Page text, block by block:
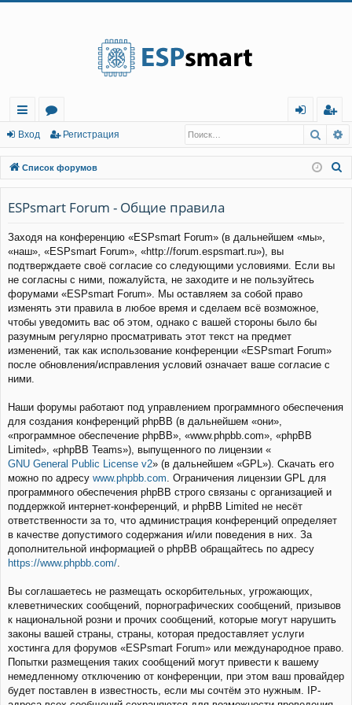
с
ы
лк
и
о
ру
м
ы
д
г
ис
тр
Вход Регистрация
Список форумов
ESPsmart Forum - Общие правила
Заходя на конференцию «ESPsmart Forum» (в дальнейшем «мы»,
«наш», «ESPsmart Forum», «http://forum.espsmart.ru»), вы
подтверждаете своё согласие со следующими условиями. Если вы
не согласны с ними, пожалуйста, не заходите и не пользуйтесь
форумами «ESPsmart Forum». Мы оставляем за собой право
изменять эти правила в любое время и сделаем всё возможное,
чтобы уведомить вас об этом, однако с вашей стороны было бы
разумным регулярно просматривать этот текст на предмет
изменений, так как использование конференции «ESPsmart Forum»
после обновления/исправления условий означает ваше согласие с
ними.
Наши форумы работают под управлением программного обеспечения
для создания конференций phpBB (в дальнейшем «они»,
«программное обеспечение phpBB», «www.phpbb.com», «phpBB
Limited», «phpBB Teams»), выпущенного по лицензии «
GNU General Public License v2» (в дальнейшем «GPL»). Скачать его
можно по адресу www.phpbb.com . Ограничения лицензии GPL для
программного обеспечения phpBB строго связаны с организацией и
поддержкой интернет-конференций, и phpBB Limited не несёт
ответственности за то, что администрация конференций определяет
в качестве допустимого содержания и/или поведения в них. За
дополнительной информацией о phpBB обращайтесь по адресу
https://www.phpbb.com/
Вы соглашаетесь не размещать оскорбительных, угрожающих,
клеветнических сообщений, порнографических сообщений, призывов
к национальной розни и прочих сообщений, которые могут нарушить
законы вашей страны, страны, которая предоставляет услуги
хостинга для форумов «ESPsmart Forum» или международное право.
Попытки размещения таких сообщений могут привести к вашему
немедленному отключению от конференции, при этом ваш провайдер
будет поставлен в известность, если мы сочтём это нужным. IP-